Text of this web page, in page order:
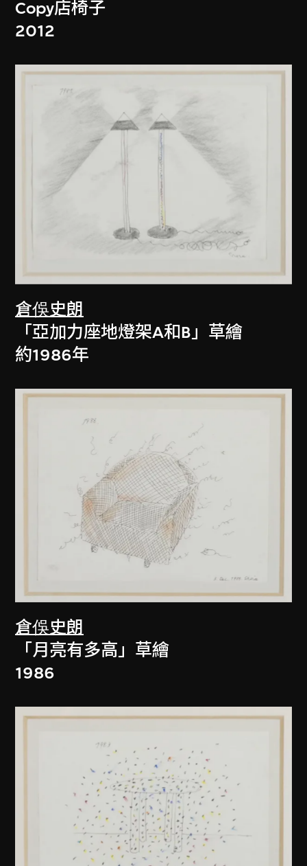
Copy店椅子
2012
倉俁史朗
「亞加力座地燈架A和B」草繪
約1986年
倉俁史朗
「月亮有多高」草繪
1986